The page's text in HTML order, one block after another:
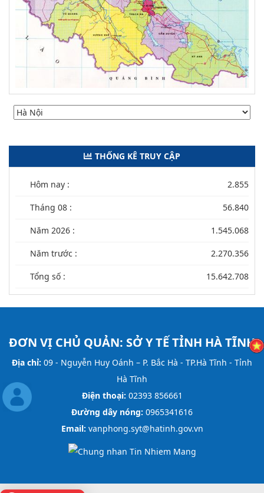
THỐNG KÊ TRUY CẬP
Hôm nay : 2.855
Tháng 08 : 56.840
Năm 2026 : 1.545.068
Năm trước : 2.270.356
Tổng số : 15.642.708
ĐƠN VỊ CHỦ QUẢN: SỞ Y TẾ TỈNH HÀ TĨNH
Địa chỉ: 09 - Nguyễn Huy Oánh – P. Bắc Hà - TP.Hà Tĩnh - Tỉnh
Hà Tĩnh
Điện thoại: 02393 856661
Đường dây nóng: 0965341616
Email: vanphong.syt@hatinh.gov.vn